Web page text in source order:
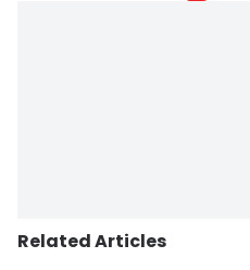
Related Articles